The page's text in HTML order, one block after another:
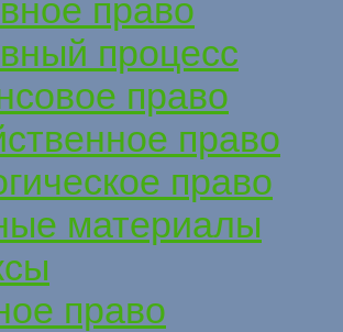
право
процесс
право
право
право
материалы
право